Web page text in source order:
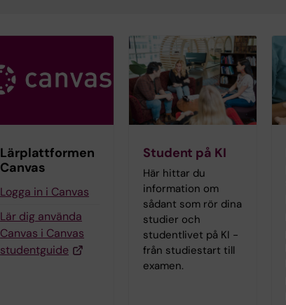
Lärplattformen
Canvas
Logga in i Canvas
Lär dig använda
Canvas i Canvas
studentguide
Student på KI
Här hittar du
information om
sådant som rör dina
studier och
studentlivet på KI -
från studiestart till
examen.